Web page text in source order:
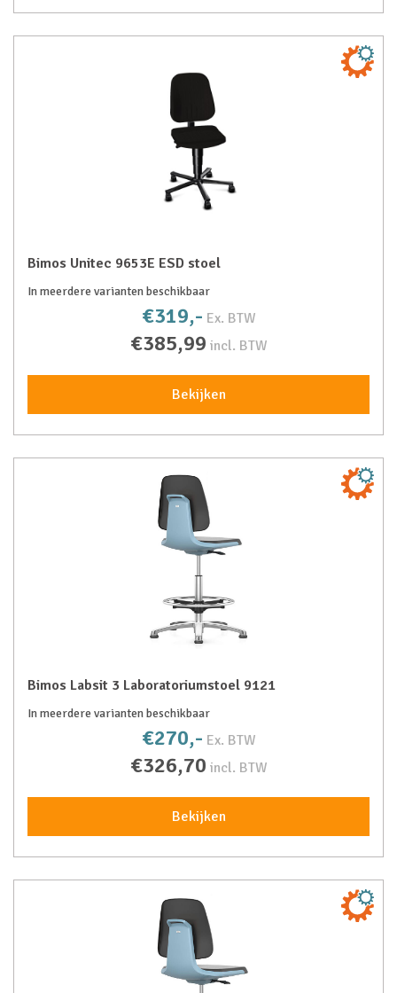
Bimos Unitec 9653E ESD stoel
In meerdere varianten beschikbaar
€319,- Ex. BTW
€385,99 incl. BTW
Bekijken
Bimos Labsit 3 Laboratoriumstoel 9121
In meerdere varianten beschikbaar
€270,- Ex. BTW
€326,70 incl. BTW
Bekijken